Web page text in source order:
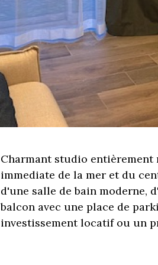
Charmant studio
immediate de la mer et du
d'une salle de bain moderne,
balcon avec une place de
investissement locatif ou un